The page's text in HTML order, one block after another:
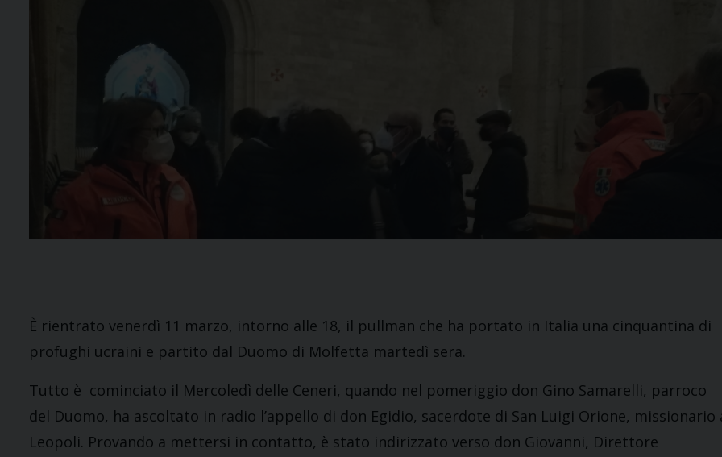
È rientrato venerdì 11 marzo, intorno alle 18, il pullman che ha portato in Italia una cinquantina di
profughi ucraini e partito dal Duomo di Molfetta martedì sera.
Tutto è cominciato il Mercoledì delle Ceneri, quando nel pomeriggio don Gino Samarelli, parroco
del Duomo, ha ascoltato in radio l’appello di don Egidio, sacerdote di San Luigi Orione, missionario
Leopoli. Provando a mettersi in contatto, è stato indirizzato verso don Giovanni, Direttore